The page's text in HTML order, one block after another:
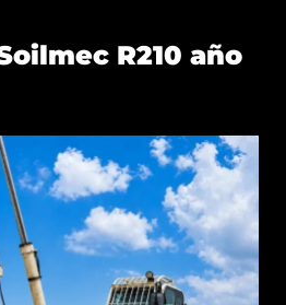
R210 año